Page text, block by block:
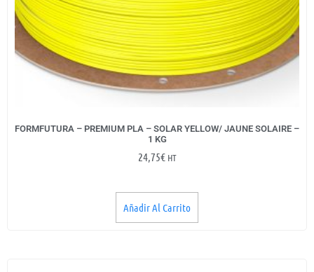
FORMFUTURA – PREMIUM PLA – SOLAR YELLOW/ JAUNE SOLAIRE –
1 KG
24,75€ HT
Añadir Al Carrito